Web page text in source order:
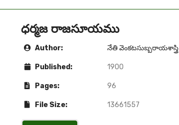
ధర్మజ రాజసూయము
Author: నేతి వెంకటసుబ్బరాయశాస్త్రి
Published: 1900
Pages: 96
File Size: 13661557